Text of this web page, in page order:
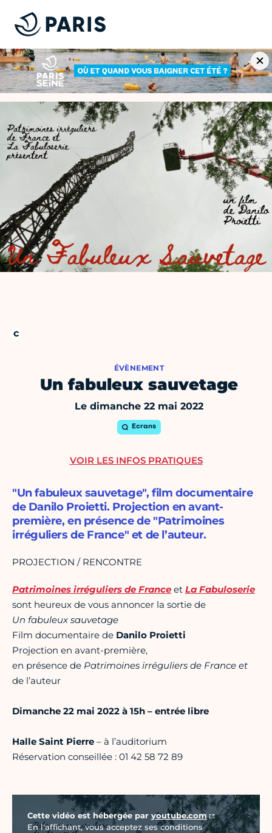
ÉVÈNEMENT
Un fabuleux sauvetage
Le dimanche 22 mai 2022
Ecrans
"Un fabuleux sauvetage", film documentaire
de Danilo Proietti. Projection en avant-
première, en présence de "Patrimoines
irréguliers de France" et de l’auteur.
PROJECTION / RENCONTRE
Patrimoines irréguliers de France et La Fabuloserie
sont heureux de vous annoncer la sortie de
Un fabuleux sauvetage
Film documentaire de Danilo Proietti
Projection en avant-première,
en présence de Patrimoines irréguliers de France et
de l’auteur
Dimanche 22 mai 2022 à 15h – entrée libre
Halle Saint Pierre – à l’auditorium
Réservation conseillée : 01 42 58 72 89
Vidéo Youtube
Cette vidéo est hébergée par youtube.com
En l'affichant, vous acceptez ses conditions
VOIR LES INFOS PRATIQUES